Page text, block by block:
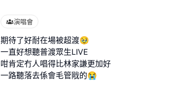
演唱會
期待了好耐在場被超渡🥹
一直好想聽普渡眾生LIVE
咁肯定冇人唱得比林家謙更加好
一路聽落去係會毛管戙的😭